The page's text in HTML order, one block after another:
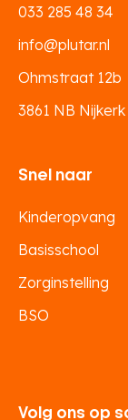
Volg ons op
033 285 48 34
info@plutar.nl
Ohmstraat 12b
3861 NB Nijkerk
Snel naar
Kinderopvang
Basisschool
Zorginstelling
BSO